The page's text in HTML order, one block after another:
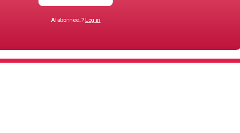
Al abonnee..? Log in